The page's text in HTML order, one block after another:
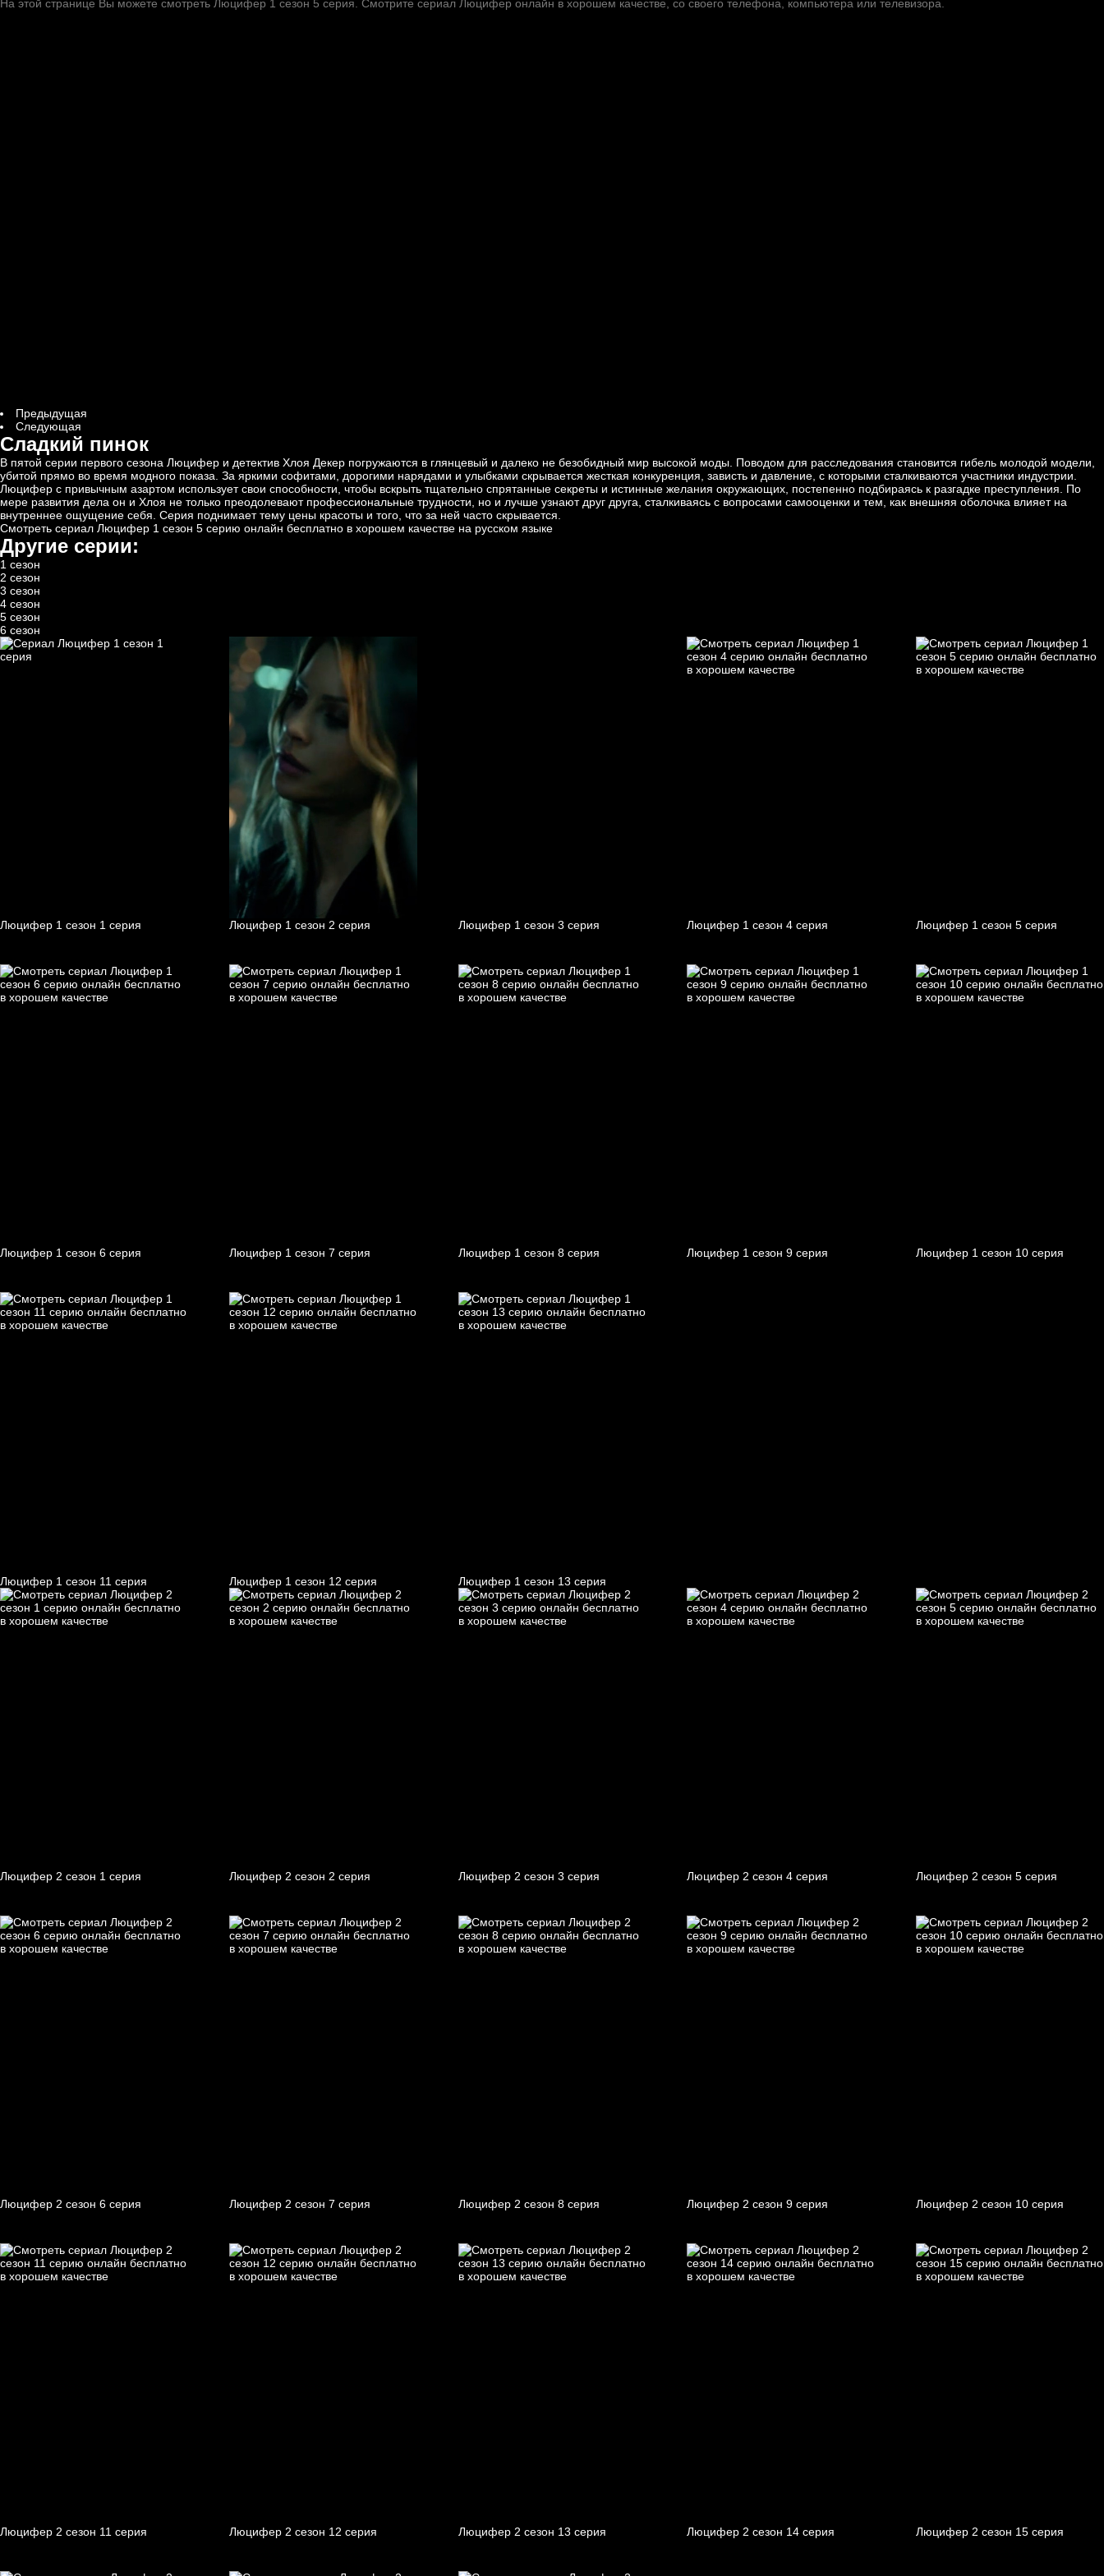
На этой странице Вы можете смотреть Люцифер 1 cезон 5 cерия . Смотрите сериал Люцифер онлайн в хорошем качестве, со своего телефона, компьютера или телевизора.
Предыдущая
Следующая
Сладкий пинок
В пятой серии первого сезона Люцифер и детектив Хлоя Декер погружаются в глянцевый и далеко не безобидный мир высокой моды. Поводом для расследования становится гибель молодой модели,
убитой прямо во время модного показа. За яркими софитами, дорогими нарядами и улыбками скрывается жесткая конкуренция, зависть и давление, с которыми сталкиваются участники индустрии.
Люцифер с привычным азартом использует свои способности, чтобы вскрыть тщательно спрятанные секреты и истинные желания окружающих, постепенно подбираясь к разгадке преступления. По
мере развития дела он и Хлоя не только преодолевают профессиональные трудности, но и лучше узнают друг друга, сталкиваясь с вопросами самооценки и тем, как внешняя оболочка влияет на
внутреннее ощущение себя. Серия поднимает тему цены красоты и того, что за ней часто скрывается.
Смотреть сериал Люцифер 1 сезон 5 серию онлайн бесплатно в хорошем качестве на русском языке
Другие серии:
1 сезон
2 сезон
3 сезон
4 сезон
5 сезон
6 сезон
Люцифер 1 cезон 1 cерия Люцифер 1 cезон 2 cерия Люцифер 1 cезон 3 cерия Люцифер 1 cезон 4 cерия Люцифер 1 cезон 5 cерия
Люцифер 1 cезон 6 cерия Люцифер 1 cезон 7 cерия Люцифер 1 cезон 8 cерия Люцифер 1 cезон 9 cерия Люцифер 1 cезон 10 cерия
Люцифер 1 cезон 11 cерия Люцифер 1 cезон 12 cерия Люцифер 1 cезон 13 cерия
Люцифер 2 cезон 1 cерия Люцифер 2 cезон 2 cерия Люцифер 2 cезон 3 cерия Люцифер 2 cезон 4 cерия Люцифер 2 cезон 5 cерия
Люцифер 2 cезон 6 cерия Люцифер 2 cезон 7 cерия Люцифер 2 cезон 8 cерия Люцифер 2 cезон 9 cерия Люцифер 2 cезон 10 cерия
Люцифер 2 cезон 11 cерия Люцифер 2 cезон 12 cерия Люцифер 2 cезон 13 cерия Люцифер 2 cезон 14 cерия Люцифер 2 cезон 15 cерия